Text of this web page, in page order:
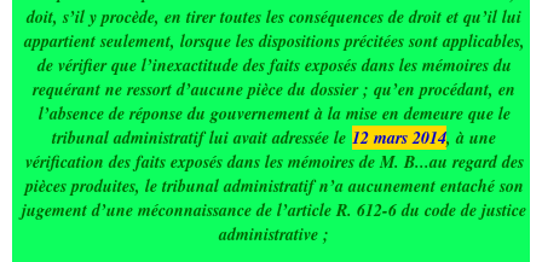
doit, s’il y procède, en tirer toutes les conséquences de droit et qu’il lui
appartient seulement, lorsque les dispositions précitées sont applicables,
de vérifier que l’inexactitude des faits exposés dans les mémoires du
requérant ne ressort d’aucune pièce du dossier ; qu’en procédant, en
l’absence de réponse du gouvernement à la mise en demeure que le
tribunal administratif lui avait adressée le 12 mars 2014, à une
vérification des faits exposés dans les mémoires de M. B...au regard des
pièces produites, le tribunal administratif n’a aucunement entaché son
jugement d’une méconnaissance de l’article R. 612-6 du code de justice
administrative ;